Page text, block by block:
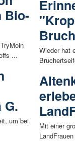
Bio-
...
G.
um bei
Wieder hat
Mit einer